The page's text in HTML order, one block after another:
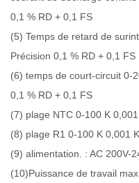
0,1 % RD + 0,1 FS
(5) Temps de retard de
Précision 0,1 % RD + 0,1 FS
(6) temps de court-circuit 0-
0,1 % RD + 0,1 FS
(7) plage NTC 0-100 K
(8) plage R1 0-100 K 0,001 K
(9) alimentation. : AC 200V-
(10)Puissance de travail